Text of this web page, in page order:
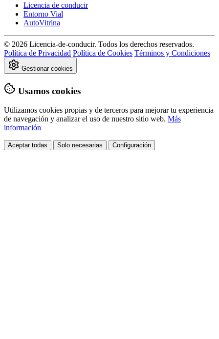
Licencia de conducir
Entorno Vial
AutoVitrina
© 2026 Licencia-de-conducir. Todos los derechos reservados.
Política de Privacidad Política de Cookies Términos y Condiciones
Gestionar cookies
Usamos cookies
Utilizamos cookies propias y de terceros para mejorar tu experiencia
de navegación y analizar el uso de nuestro sitio web. Más
información
Aceptar todas Solo necesarias Configuración